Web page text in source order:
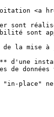
<a
sont
sont
la mise à
d'une
de
"in-place"